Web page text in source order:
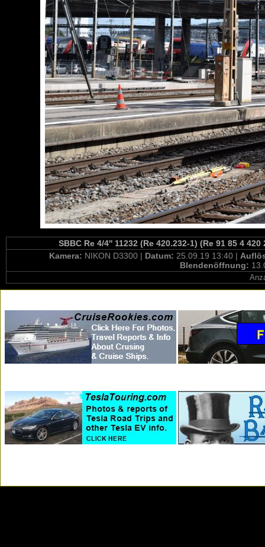
SBBC Re 4/4'' 11232 (Re 420.232-1) (Re 91 85 4
Kamera: NIKON D3300 | Datum: 25.09.19 13:40 |
Blendenöffnung: